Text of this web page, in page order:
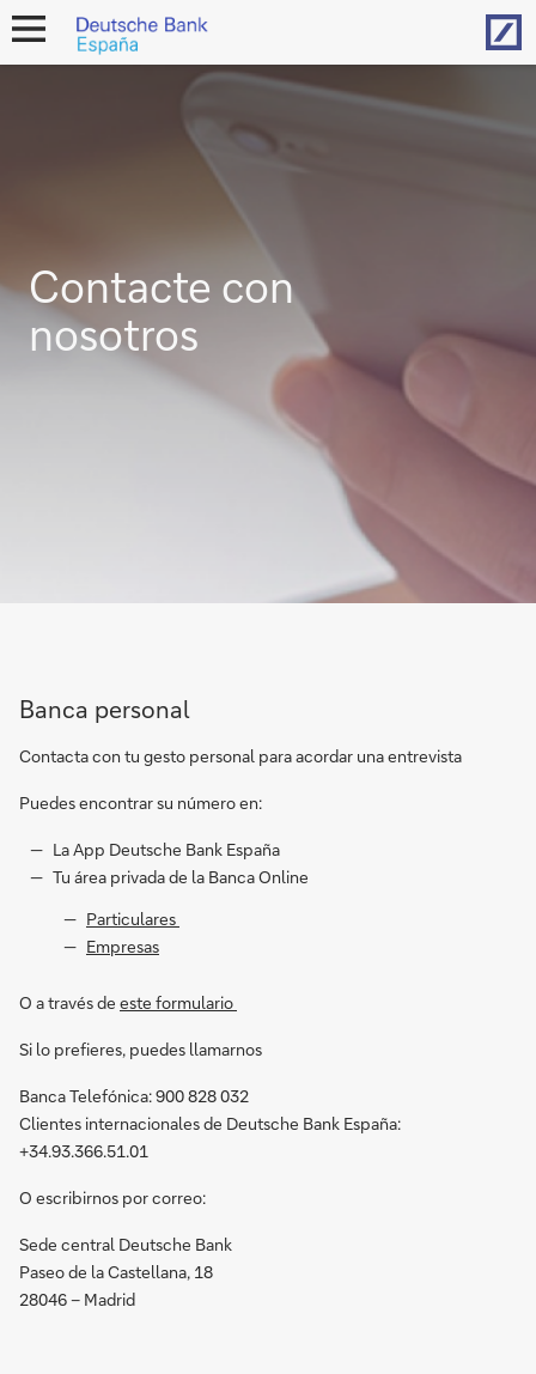
open
Contacte con
nosotros
Banca personal
Contacta con tu gesto personal para acordar una entrevista
Puedes encontrar su número en:
La App Deutsche Bank España
Tu área privada de la Banca Online
Particulares
Empresas
O a través de este formulario
Si lo prefieres, puedes llamarnos
Banca Telefónica: 900 828 032
Clientes internacionales de Deutsche Bank España:
+34.93.366.51.01
O escribirnos por correo:
Sede central Deutsche Bank
Paseo de la Castellana, 18
28046 – Madrid